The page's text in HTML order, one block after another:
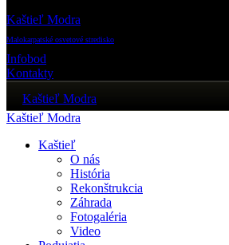
Kaštieľ Modra
Malokarpatské osvetové stredisko
Infobod
Kontakty
Kaštieľ Modra
Kaštieľ Modra
Kaštieľ
O nás
História
Rekonštrukcia
Záhrada
Fotogaléria
Video